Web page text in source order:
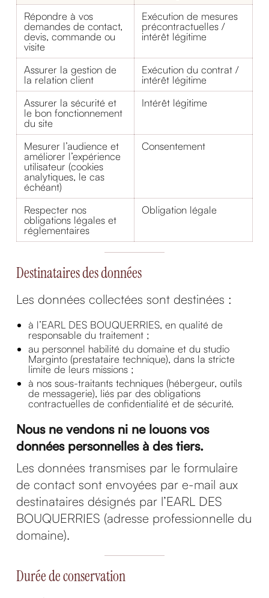
Répondre à vos
demandes de contact,
devis, commande ou
visite
Exécution de mesures
précontractuelles /
intérêt légitime
Assurer la gestion de
la relation client
Exécution du contrat /
intérêt légitime
Assurer la sécurité et
le bon fonctionnement
du site
Intérêt légitime
Mesurer l’audience et
améliorer l’expérience
utilisateur (cookies
analytiques, le cas
échéant)
Consentement
Respecter nos
obligations légales et
réglementaires
Obligation légale
Destinataires des données
Les données collectées sont destinées :
à l’EARL DES BOUQUERRIES, en qualité de
responsable du traitement ;
au personnel habilité du domaine et du studio
Marginto (prestataire technique), dans la stricte
limite de leurs missions ;
à nos sous-traitants techniques (hébergeur, outils
de messagerie), liés par des obligations
contractuelles de confidentialité et de sécurité.
Nous ne vendons ni ne louons vos
données personnelles à des tiers.
Les données transmises par le formulaire
de contact sont envoyées par e-mail aux
destinataires désignés par l’EARL DES
BOUQUERRIES (adresse professionnelle du
domaine).
Durée de conservation